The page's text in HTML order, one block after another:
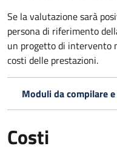
Se la valutazione sarà
persona di riferimento
un progetto di intervento
costi delle prestazioni.
Moduli da compilare
Costi